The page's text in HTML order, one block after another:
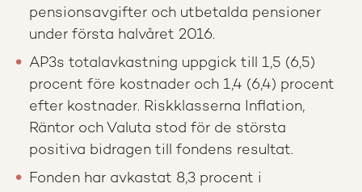
pensionsavgifter och utbetalda pensioner
under första halvåret 2016.
AP3s totalavkastning uppgick till 1,5 (6,5)
procent före kostnader och 1,4 (6,4) procent
efter kostnader. Riskklasserna Inflation,
Räntor och Valuta stod för de största
positiva bidragen till fondens resultat.
Fonden har avkastat 8,3 procent i